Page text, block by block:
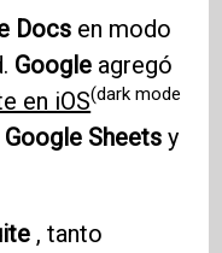
Docs en modo
Google agregó
en iOS(dark mode
Google Sheets y
, tanto